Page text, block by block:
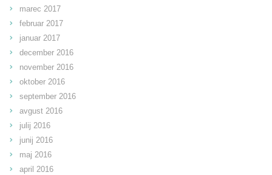
marec 2017
februar 2017
januar 2017
december 2016
november 2016
oktober 2016
september 2016
avgust 2016
julij 2016
junij 2016
maj 2016
april 2016